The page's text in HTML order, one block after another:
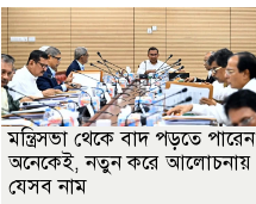
মন্ত্রিসভা থেকে বাদ পড়তে পারেন
অনেকেই, নতুন করে আলোচনায়
যেসব নাম